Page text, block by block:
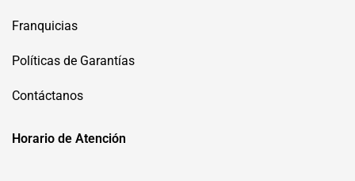
Franquicias
Políticas de Garantías
Contáctanos
Horario de Atención